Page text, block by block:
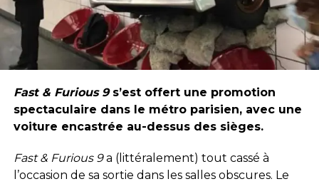
Fast & Furious 9 s’est offert une promotion
spectaculaire dans le métro parisien, avec une
voiture encastrée au-dessus des sièges.
Fast & Furious 9a (littéralement) tout cassé à
l’occasion de sa sortie dans les salles obscures. Le